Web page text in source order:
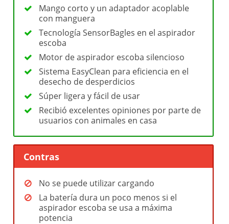
Mango corto y un adaptador acoplable
con manguera
Tecnología SensorBagles en el aspirador
escoba
Motor de aspirador escoba silencioso
Sistema EasyClean para eficiencia en el
desecho de desperdicios
Súper ligera y fácil de usar
Recibió excelentes opiniones por parte de
usuarios con animales en casa
Contras
No se puede utilizar cargando
La batería dura un poco menos si el
aspirador escoba se usa a máxima
potencia